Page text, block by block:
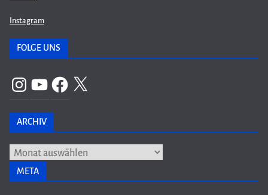
Instagram
FOLGE UNS
InstagramYouTubeFacebook
X
ARCHIV
Archiv
META